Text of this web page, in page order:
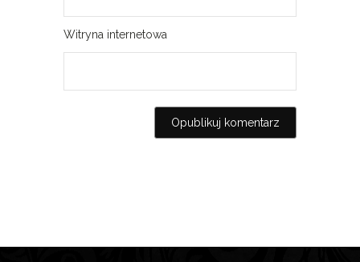
Witryna internetowa